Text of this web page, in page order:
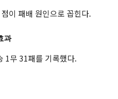
이 패배 원인으로 꼽힌다.
과
1무 31패를 기록했다.